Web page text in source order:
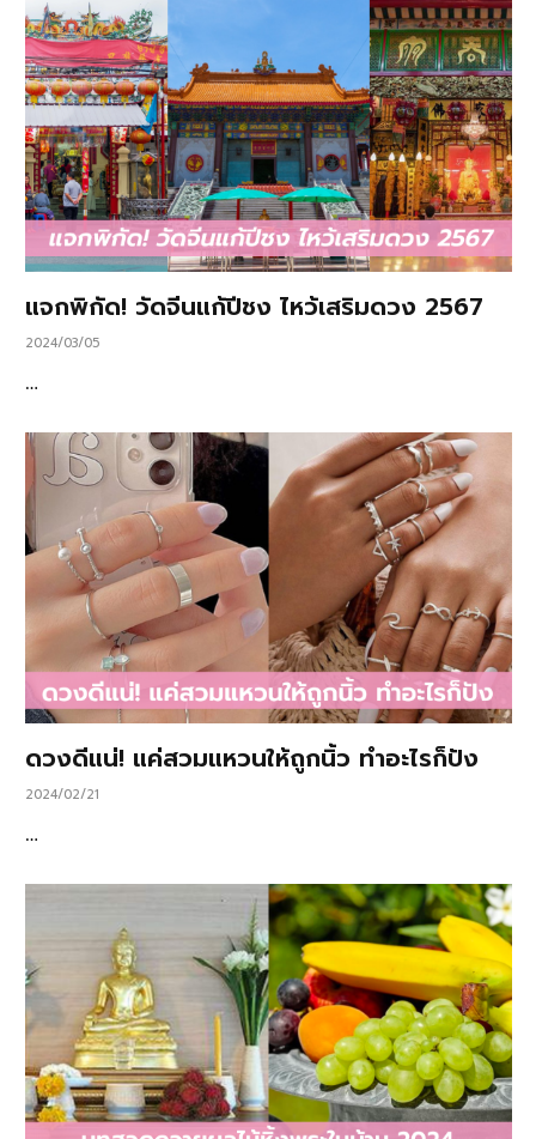
แจกพิกัด! วัดจีนแก้ปีชง ไหว้เสริมดวง 2567
2024/03/05
…
ดวงดีแน่! แค่สวมแหวนให้ถูกนิ้ว ทำอะไรก็ปัง
2024/02/21
…